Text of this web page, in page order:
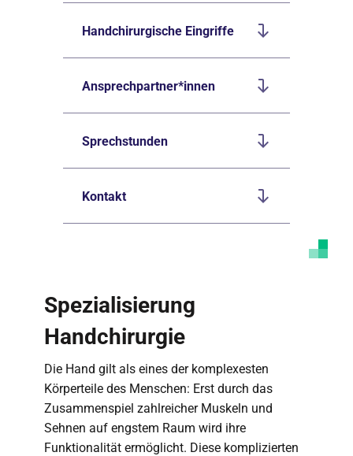
Handchirurgische Eingriffe
Ansprechpartner*innen
Sprechstunden
Kontakt
Spezialisierung
Handchirurgie
Die Hand gilt als eines der komplexesten
Körperteile des Menschen: Erst durch das
Zusammenspiel zahlreicher Muskeln und
Sehnen auf engstem Raum wird ihre
Funktionalität ermöglicht. Diese komplizierten